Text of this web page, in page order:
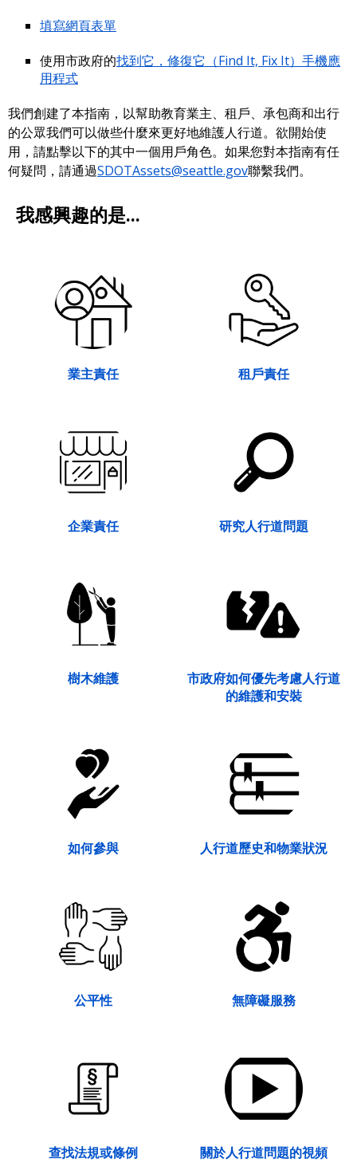
填寫網頁表單
使用市政府的找到它，修復它（Find It, Fix It）手機應
用程式
我們創建了本指南，以幫助教育業主、租戶、承包商和出行
的公眾我們可以做些什麼來更好地維護人行道。欲開始使
用，請點擊以下的其中一個用戶角色。如果您對本指南有任
何疑問，請通過SDOTAssets@seattle.gov聯繫我們。
我感興趣的是...
業主責任 租戶責任
企業責任 研究人行道問題
樹木維護
市政府如何優先考慮人行道
的維護和安裝
如何參與 人行道歷史和物業狀況
公平性 無障礙服務
查找法規或條例 關於人行道問題的視頻